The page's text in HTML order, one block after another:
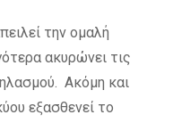
την ομαλή
ακυρώνει τις
Ακόμη και
εξασθενεί το